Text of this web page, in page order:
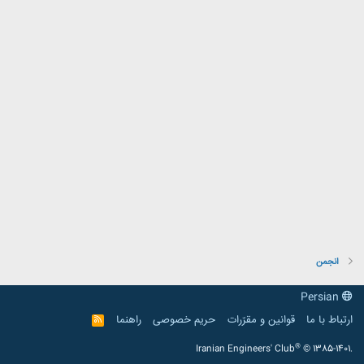
انجمن
ارتباط با ما
قوانین و مقرّرات حریم خصوصی راهنما
R
S
Iranian Engineers' Club® © 1385-1401.